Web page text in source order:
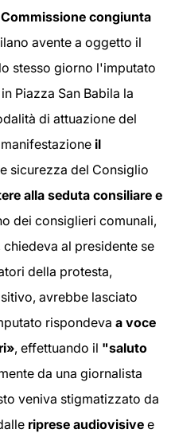
Commissione congiunta
avente a oggetto il
stesso giorno l'imputato
Piazza San Babila la
di attuazione del
il
sicurezza del Consiglio
alla seduta consiliare e
dei consiglieri comunali,
al presidente se
della protesta,
avrebbe lasciato
rispondeva a voce
, effettuando il "saluto
da una giornalista
veniva stigmatizzato da
riprese audiovisive e